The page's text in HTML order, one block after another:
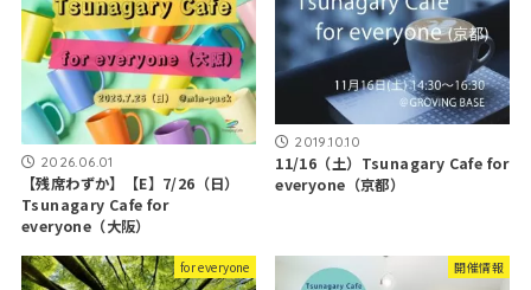
2026.06.01
【残席わずか】【E】7/26（日）
Tsunagary Cafe for
everyone（大阪）
2019.10.10
11/16（土）Tsunagary Cafe for
everyone（京都）
for everyone 開催情報